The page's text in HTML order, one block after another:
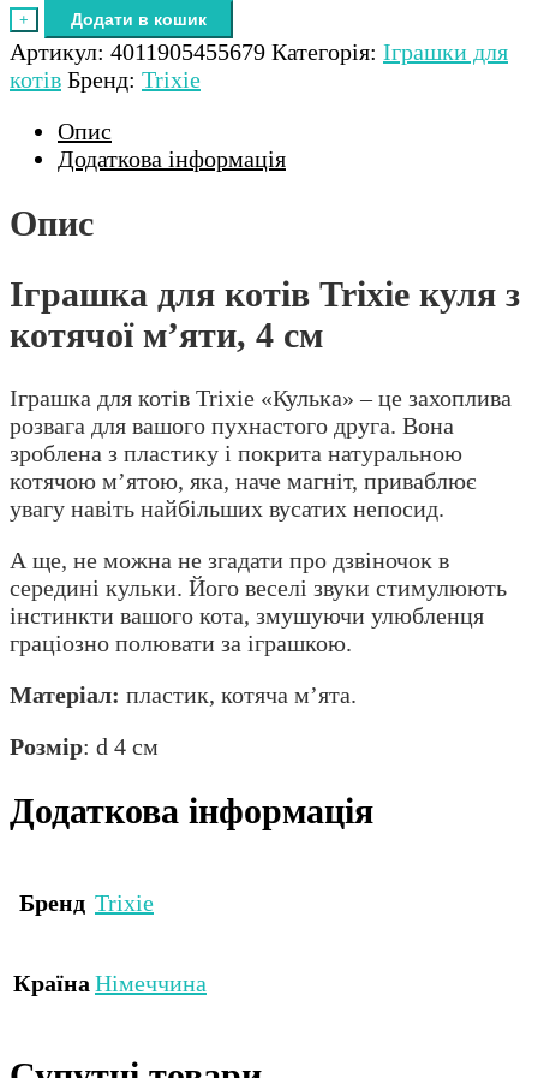
+ Додати в кошик
Артикул: 4011905455679 Категорія: Іграшки для
котів Бренд: Trixie
Опис
Додаткова інформація
Опис
Іграшка для котів Trixie куля з
котячої м’яти, 4 см
Іграшка для котів Trixie «Кулька» – це захоплива
розвага для вашого пухнастого друга. Вона
зроблена з пластику і покрита натуральною
котячою м’ятою, яка, наче магніт, приваблює
увагу навіть найбільших вусатих непосид.
А ще, не можна не згадати про дзвіночок в
середині кульки. Його веселі звуки стимулюють
інстинкти вашого кота, змушуючи улюбленця
граціозно полювати за іграшкою.
Матеріал: пластик, котяча м’ята.
Розмір: d 4 см
Додаткова інформація
Бренд Trixie
Країна Німеччина